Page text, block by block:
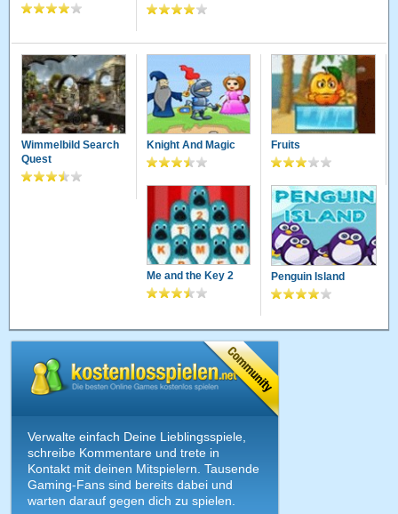
Wimmelbild Search
Quest
Knight And Magic Fruits
Me and the Key 2 Penguin Island
Verwalte einfach Deine Lieblingsspiele,
schreibe Kommentare und trete in
Kontakt mit deinen Mitspielern. Tausende
Gaming-Fans sind bereits dabei und
warten darauf gegen dich zu spielen.